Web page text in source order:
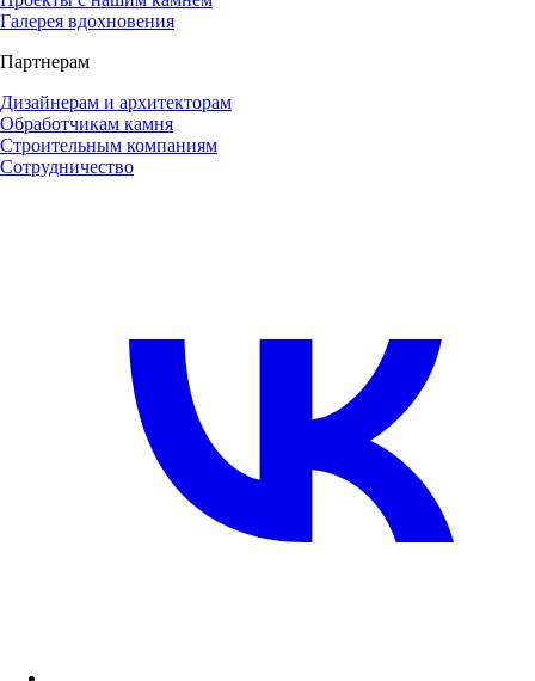
Галерея вдохновения
Партнерам
Дизайнерам и архитекторам
Обработчикам камня
Строительным компаниям
Сотрудничество